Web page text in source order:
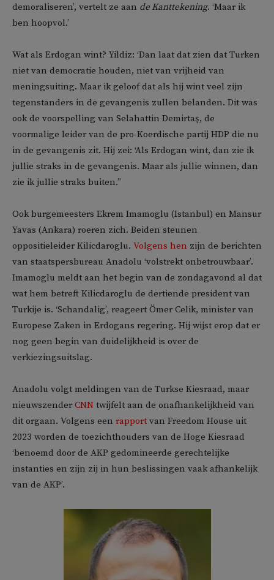
demoraliseren’, vertelt ze aan de Kanttekening. ‘Maar ik
ben hoopvol.’
Wat als Erdogan wint? Yildiz: ‘Dan laat dat zien dat Turken
niet van democratie houden, niet van vrijheid van
meningsuiting. Maar ik geloof dat als hij wint veel zijn
tegenstanders in de gevangenis zullen belanden. Dit was
ook de voorspelling van Selahattin Demirtaş, de
voormalige leider van de pro-Koerdische partij HDP die nu
in de gevangenis zit. Hij zei: ‘Als Erdogan wint, dan zie ik
jullie straks in de gevangenis. Maar als jullie winnen, dan
zie ik jullie straks buiten.’’
Ook burgemeesters Ekrem Imamoglu (Istanbul) en Mansur
Yavas (Ankara) roeren zich. Beiden steunen
oppositieleider Kilicdaroglu. Volgens hen zijn de berichten
van staatspersbureau Anadolu ‘volstrekt onbetrouwbaar’.
Imamoglu meldt aan het begin van de zondagavond al dat
wat hem betreft Kilicdaroglu de dertiende president van
Turkije is. ‘Schandalig’, reageert Ömer Celik, minister van
Europese Zaken in Erdogans regering. Hij wijst erop dat er
nog geen begin van duidelijkheid is over de
verkiezingsuitslag.
Anadolu volgt meldingen van de Turkse Kiesraad, maar
nieuwszender CNN twijfelt aan de onafhankelijkheid van
dit orgaan. Volgens een rapport van Freedom House uit
2023 worden de toezichthouders van de Hoge Kiesraad
‘benoemd door de AKP gedomineerde gerechtelijke
instanties en zijn zij in hun beslissingen vaak afhankelijk
van de AKP’.